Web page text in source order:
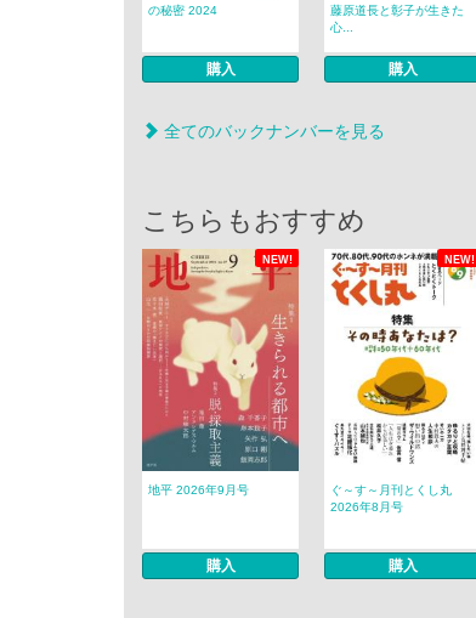
の秘密 2024
購入
藤原道長と彰子が生きた
心...
購入
全てのバックナンバーを見る
こちらもおすすめ
NEW! NEW!
地平 2026年9月号
購入
ぐ～す～月刊とくし丸
2026年8月号
購入